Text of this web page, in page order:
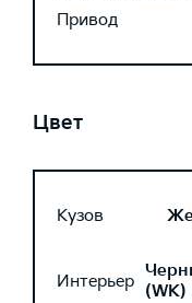
Привод
Цвет
Кузов
Интерьер (WK)